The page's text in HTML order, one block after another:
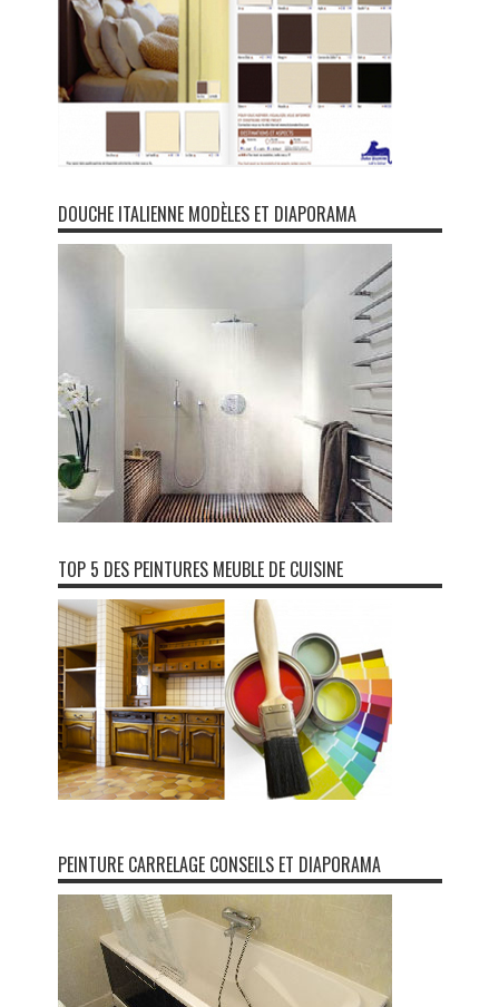
DOUCHE ITALIENNE MODÈLES ET DIAPORAMA
TOP 5 DES PEINTURES MEUBLE DE CUISINE
PEINTURE CARRELAGE CONSEILS ET DIAPORAMA